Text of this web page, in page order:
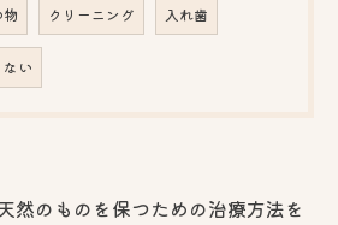
物 クリーニング 入れ歯
い
然のものを保つための治療方法を